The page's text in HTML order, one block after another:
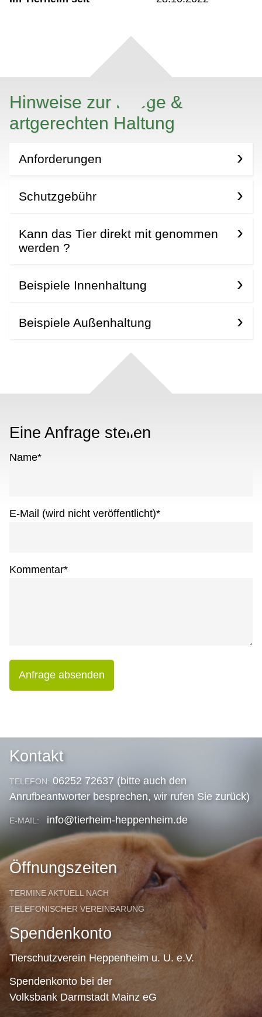
Hinweise zur Pflege &
artgerechten Haltung
Anforderungen
Schutzgebühr
Kann das Tier direkt mit genommen
werden ?
Beispiele Innenhaltung
Beispiele Außenhaltung
Eine Anfrage stellen
Name*
E-Mail (wird nicht veröffentlicht)*
Kommentar*
Anfrage absenden
Kontakt
TELEFON: 06252 72637 (bitte auch den
Anrufbeantworter besprechen, wir rufen Sie zurück)
E-MAIL: info@tierheim-heppenheim.de
Öffnungszeiten
TERMINE AKTUELL NACH
TELEFONISCHER VEREINBARUNG
Spendenkonto
Tierschutzverein Heppenheim u. U. e.V.
Spendenkonto bei der
Volksbank Darmstadt Mainz eG